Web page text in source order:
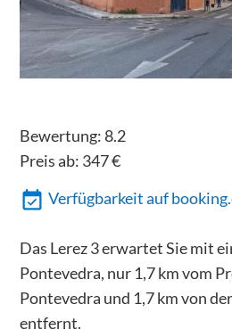
Bewertung: 8.2
Preis ab: 347€
Verfügbarkeit auf
Das Lerez 3 erwartet Sie mit
Pontevedra, nur 1,7 km vom
Pontevedra und 1,7 km von
entfernt.